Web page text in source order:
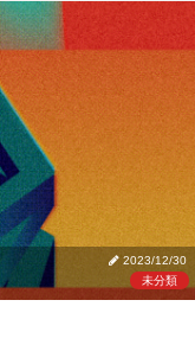
2023/12/30
未分類